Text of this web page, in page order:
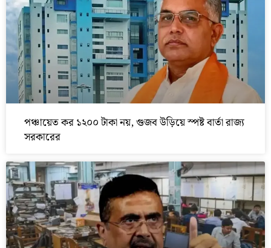
পঞ্চায়েত কর ১২০০ টাকা নয়, গুজব উড়িয়ে স্পষ্ট বার্তা রাজ্য
সরকারের